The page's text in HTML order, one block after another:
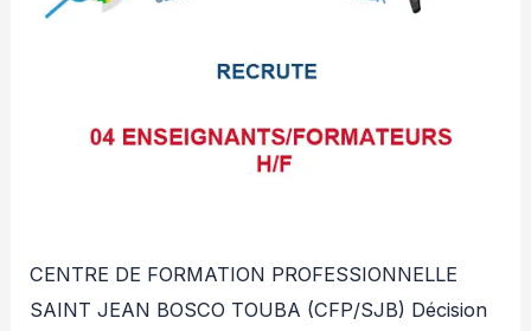
CENTRE DE FORMATION PROFESSIONNELLE
SAINT JEAN BOSCO TOUBA (CFP/SJB) Décision